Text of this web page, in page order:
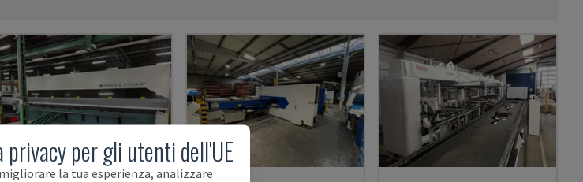
per gli utenti dell'UE
la tua esperienza, analizzare